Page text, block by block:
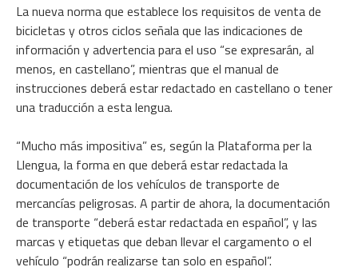
La nueva norma que establece los requisitos de venta de
bicicletas y otros ciclos señala que las indicaciones de
información y advertencia para el uso “se expresarán, al
menos, en castellano”, mientras que el manual de
instrucciones deberá estar redactado en castellano o tener
una traducción a esta lengua.
“Mucho más impositiva” es, según la Plataforma per la
Llengua, la forma en que deberá estar redactada la
documentación de los vehículos de transporte de
mercancías peligrosas. A partir de ahora, la documentación
de transporte “deberá estar redactada en español”, y las
marcas y etiquetas que deban llevar el cargamento o el
vehículo “podrán realizarse tan solo en español”.